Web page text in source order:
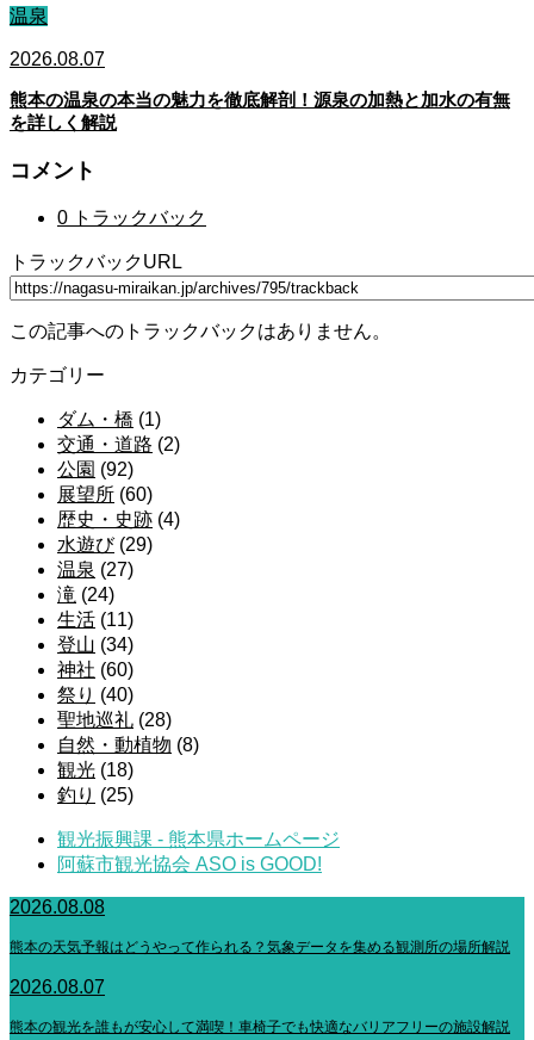
温泉
2026.08.07
熊本の温泉の本当の魅力を徹底解剖！源泉の加熱と加水の有無
を詳しく解説
コメント
0 トラックバック
トラックバックURL
この記事へのトラックバックはありません。
カテゴリー
ダム・橋 (1)
交通・道路 (2)
公園 (92)
展望所 (60)
歴史・史跡 (4)
水遊び(29)
温泉 (27)
滝 (24)
生活 (11)
登山 (34)
神社 (60)
祭り (40)
聖地巡礼 (28)
自然・動植物 (8)
観光 (18)
釣り (25)
観光振興課 - 熊本県ホームページ
阿蘇市観光協会 ASO is GOOD!
2026.08.08
熊本の天気予報はどうやって作られる？気象データを集める観測所の場所解説
2026.08.07
熊本の観光を誰もが安心して満喫！車椅子でも快適なバリアフリーの施設解説